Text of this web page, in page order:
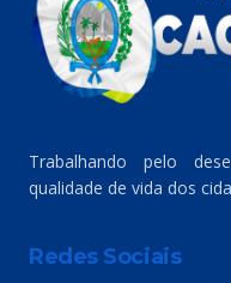
Trabalhando pelo
qualidade de vida dos
Redes Sociais